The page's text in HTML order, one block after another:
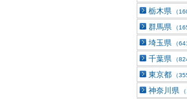
栃木県 （
群馬県 （
埼玉県 （
千葉県 （
東京都 （
神奈川県